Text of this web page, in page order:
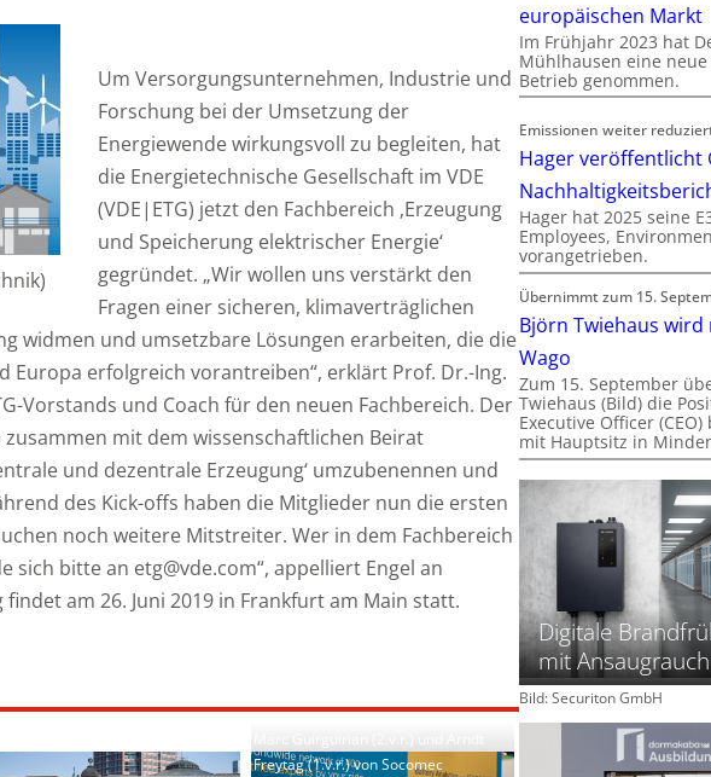
Um Versorgungsunternehmen, Industrie und
Forschung bei der Umsetzung der
Energiewende wirkungsvoll zu begleiten, hat
die Energietechnische Gesellschaft im VDE
(VDE|ETG) jetzt den Fachbereich ‚Erzeugung
und Speicherung elektrischer Energie‘
gegründet. „Wir wollen uns verstärkt den
Fragen einer sicheren, klimaverträglichen
widmen und umsetzbare Lösungen erarbeiten, die die
Europa erfolgreich vorantreiben“, erklärt Prof. Dr.-Ing.
Vorstands und Coach für den neuen Fachbereich. Der
mit dem wissenschaftlichen Beirat
und dezentrale Erzeugung‘ umzubenennen und
des Kick-offs haben die Mitglieder nun die ersten
noch weitere Mitstreiter. Wer in dem Fachbereich
bitte an etg@vde.com“, appelliert Engel an
am 26. Juni 2019 in Frankfurt am Main statt.
Freytag (1.v.r.) von Socomec
europäischen Markt
Im Frühjahr 2023 hat
Mühlhausen eine
Betrieb genommen.
Emissionen weiter
Hager veröffentlicht
Hager hat 2025 seine
Employees,
vorangetrieben.
Übernimmt zum 15.
Björn Twiehaus wird
Wago
Zum 15. September
Twiehaus (Bild) die
Executive Officer
mit Hauptsitz in
Digitale
mit
Bild: Securiton GmbH